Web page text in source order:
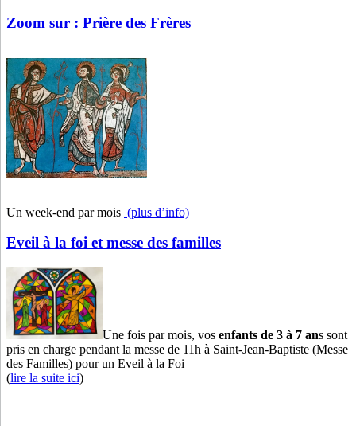
Zoom sur : Prière des Frères
Un week-end par mois (plus d’info)
Eveil à la foi et messe des familles
Une fois par mois, vos enfants de 3 à 7 ans sont
pris en charge pendant la messe de 11h à Saint-Jean-Baptiste (Messe
des Familles) pour un Eveil à la Foi
(lire la suite ici)